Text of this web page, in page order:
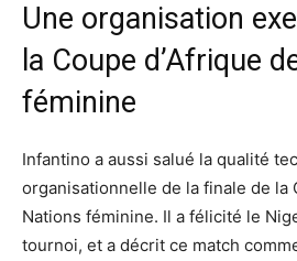
Une organisation
la Coupe d’Afrique
féminine
Infantino a aussi salué la qualité
organisationnelle de la finale de la
Nations féminine. Il a félicité le
tournoi, et a décrit ce match